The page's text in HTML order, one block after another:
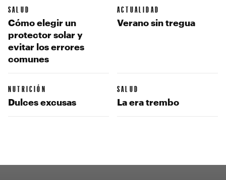
SALUD
Cómo elegir un
protector solar y
evitar los errores
comunes
ACTUALIDAD
Verano sin tregua
NUTRICIÓN
Dulces excusas
SALUD
La era trembo